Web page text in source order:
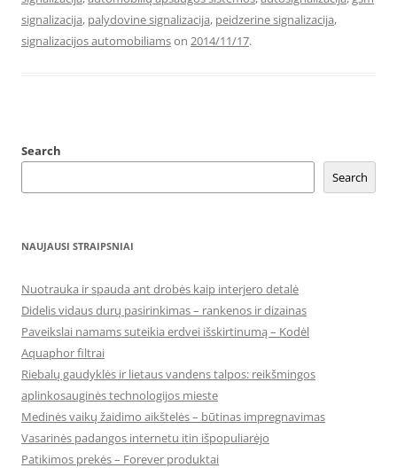
signalizacija, palydovine signalizacija, peidzerine signalizacija,
signalizacijos automobiliamson 2014/11/17.
Search
Search
NAUJAUSI STRAIPSNIAI
Nuotrauka ir spauda ant drobės kaip interjero detalė
Didelis vidaus durų pasirinkimas – rankenos ir dizainas
Paveikslai namams suteikia erdvei išskirtinumą – Kodėl
Aquaphor filtrai
Riebalų gaudyklės ir lietaus vandens talpos: reikšmingos
aplinkosauginės technologijos mieste
Medinės vaikų žaidimo aikštelės – būtinas impregnavimas
Vasarinės padangos internetu itin išpopuliarėjo
Patikimos prekės – Forever produktai